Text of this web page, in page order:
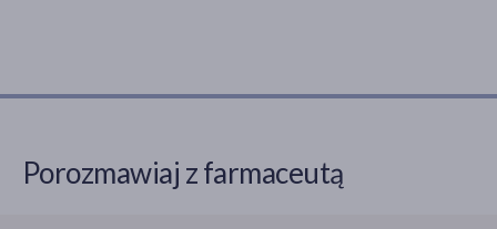
Porozmawiaj z farmaceutą